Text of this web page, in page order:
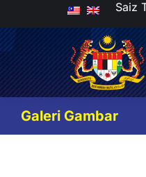
Saiz
Galeri Gambar